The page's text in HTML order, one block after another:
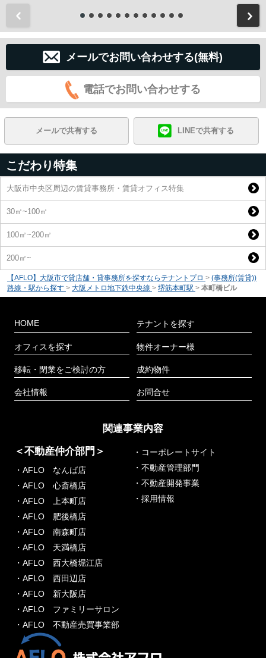
メールでお問い合わせする(無料)
電話でお問い合わせする
メールで共有する LINEで共有する
こだわり特集
大阪市中央区周辺の賃貸事務所・賃貸オフィス特集
30㎡~100㎡
100㎡~200㎡
200㎡~
【AFLO】大阪市で貸店舗・貸事務所を探すならテナントプロ > (事務所(賃貸))
路線・駅から探す > 大阪メトロ地下鉄中央線 > 堺筋本町駅 > 本町橋ビル
HOME
オフィスを探す
移転・閉業をご検討の方
会社情報
テナントを探す
物件オーナー様
成約物件
お問合せ
関連事業内容
＜不動産仲介部門＞
・AFLO なんば店
・AFLO 心斎橋店
・AFLO 上本町店
・AFLO 肥後橋店
・AFLO 南森町店
・AFLO 天満橋店
・AFLO 西大橋堀江店
・AFLO 西田辺店
・AFLO 新大阪店
・AFLO ファミリーサロン
・AFLO 不動産売買事業部
・コーポレートサイト
・不動産管理部門
・不動産開発事業
・採用情報